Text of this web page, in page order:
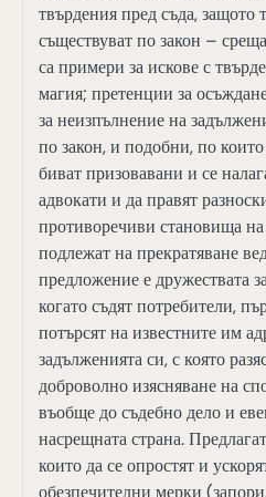
твърдения пред съда, защото
съществуват по закон –
са примери за искове с
магия; претенции за
за неизпълнение на
по закон, и подобни, по
биват призовавани и се
адвокати и да правят
противоречиви становища
подлежат на прекратяване
предложение е дружествата
когато съдят потребители,
потърсят на известните им
задълженията си, с която
доброволно изясняване на
въобще до съдебно дело и
насрещната страна.
които да се опростят и
обезпечителни мерки